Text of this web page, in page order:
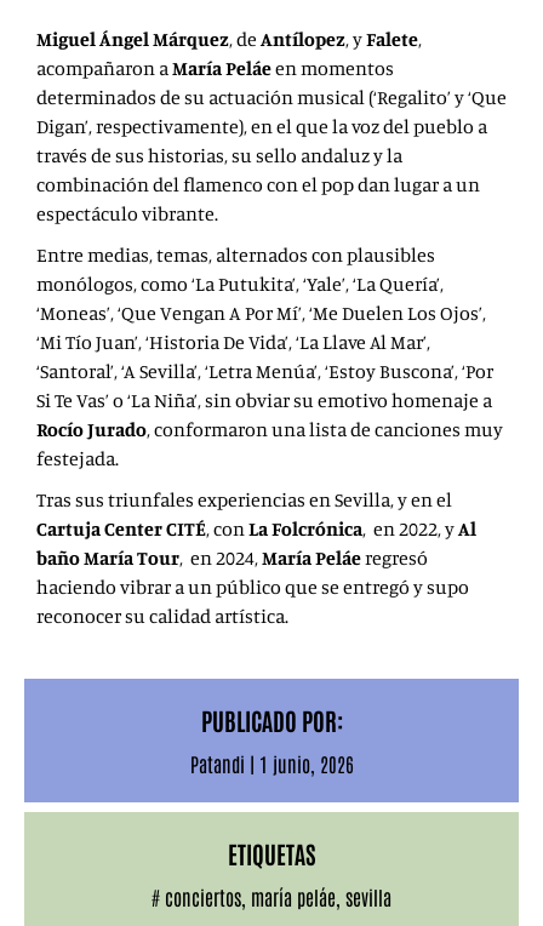
Miguel Ángel Márquez, deAntílopez, yFalete,
acompañaron aMaría Peláeen momentos
determinados de su actuación musical (‘Regalito’ y ‘Que
Digan’, respectivamente), en el que la voz del pueblo a
través de sus historias, su sello andaluz y la
combinación del flamenco con el pop dan lugar a un
espectáculo vibrante.
Entre medias, temas, alternados con plausibles
monólogos, como ‘La Putukita’, ‘Yale’, ‘La Quería’,
‘Moneas’, ‘Que Vengan A Por Mí’, ‘Me Duelen Los Ojos’,
‘Mi Tío Juan’, ‘Historia De Vida’, ‘La Llave Al Mar’,
‘Santoral’, ‘A Sevilla’, ‘Letra Menúa’, ‘Estoy Buscona’, ‘Por
Si Te Vas’ o ‘La Niña’, sin obviar su emotivo homenaje a
Rocío Jurado, conformaron una lista de canciones muy
festejada.
Tras sus triunfales experiencias en Sevilla, y en el
Cartuja Center CITÉ, conLaFolcrónica, en 2022,yAl
baño María Tour, en 2024,María Peláeregresó
haciendo vibrar a un público que se entregó y supo
reconocer su calidad artística.
PUBLICADO POR:
Patandi | 1 junio, 2026
ETIQUETAS
# conciertos maría peláe sevilla